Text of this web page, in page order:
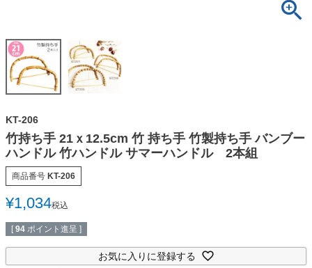
KT-206
竹持ち手 21ｘ12.5cm 竹 持ち手 竹製持ち手 バンブー
ハンドル 竹ハンドル サマーハンドル 2本組
商品番号 KT-206
¥1,034税込
[ 94 ポイント進呈 ]
お気に入りに登録する